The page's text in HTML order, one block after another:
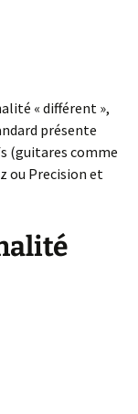
« différent »,
présente
(guitares comme
ou Precision et